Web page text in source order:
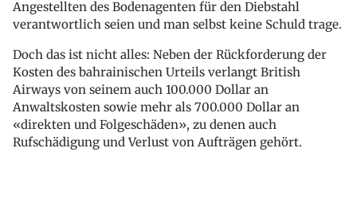
Angestellten des Bodenagenten für den Diebstahl
verantwortlich seien und man selbst keine Schuld trage.
Doch das ist nicht alles: Neben der Rückforderung der
Kosten des bahrainischen Urteils verlangt British
Airways von seinem auch 100.000 Dollar an
Anwaltskosten sowie mehr als 700.000 Dollar an
«direkten und Folgeschäden», zu denen auch
Rufschädigung und Verlust von Aufträgen gehört.